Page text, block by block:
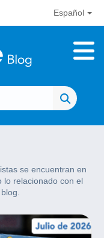
Español
se encuentran en
lo relacionado con el